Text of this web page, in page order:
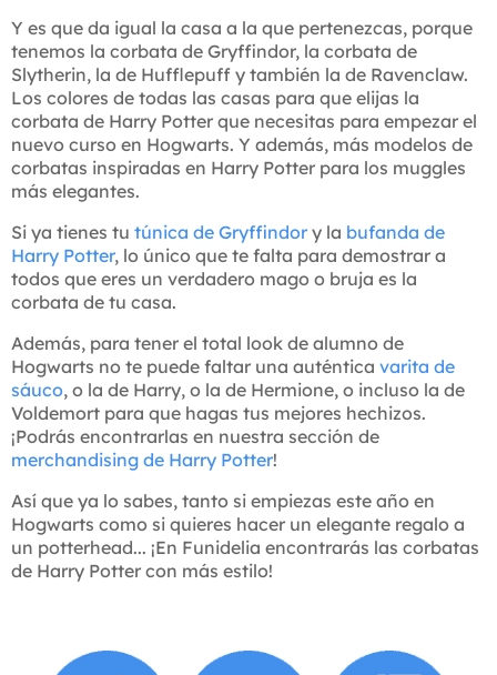
Y es que da igual la casa a la que pertenezcas, porque
tenemos la corbata de Gryffindor, la corbata de
Slytherin, la de Hufflepuff y también la de Ravenclaw.
Los colores de todas las casas para que elijas la
corbata de Harry Potter que necesitas para empezar el
nuevo curso en Hogwarts. Y además, más modelos de
corbatas inspiradas en Harry Potter para los muggles
más elegantes.
Si ya tienes tu túnica de Gryffindor y la bufanda de
Harry Potter, lo único que te falta para demostrar a
todos que eres un verdadero mago o bruja es la
corbata de tu casa.
Además, para tener el total look de alumno de
Hogwarts no te puede faltar una auténtica varita de
sáuco, o la de Harry, o la de Hermione, o incluso la de
Voldemort para que hagas tus mejores hechizos.
¡Podrás encontrarlas en nuestra sección de
merchandising de Harry Potter!
Así que ya lo sabes, tanto si empiezas este año en
Hogwarts como si quieres hacer un elegante regalo a
un potterhead... ¡En Funidelia encontrarás las corbatas
de Harry Potter con más estilo!